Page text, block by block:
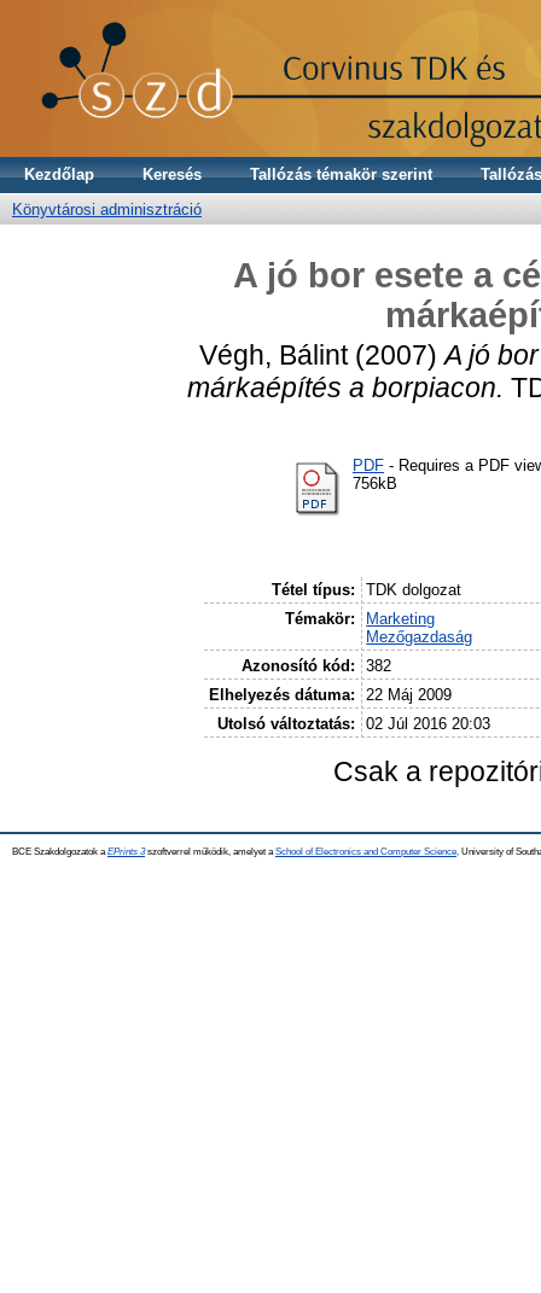
Kezdőlap Keresés Tallózás témakör szerint
Könyvtárosi adminisztráció
A jó bor esete a
Végh, Bálint(2007)A jó
márkaépítés a borpiacon.
PDF - Requires a PDF
756kB
Tétel típus:
TDK dolgozat
Témakör:
Marketing
Mezőgazdaság
Azonosító kód:
382
Elhelyezés dátuma:
22 Máj 2009
Utolsó változtatás:
02 Júl 2016 20:03
Csak a
BCE Szakdolgozatok a EPrints 3szoftverrel működik, amelyet a School of Electronics and Computer Science, University of